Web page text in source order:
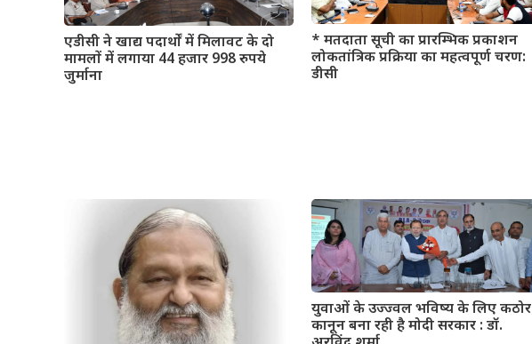
एडीसी ने खाद्य पदार्थों में मिलावट के दो
मामलों में लगाया 44 हजार 998 रुपये
जुर्माना
* मतदाता सूची का प्रारम्भिक प्रकाशन
लोकतांत्रिक प्रक्रिया का महत्वपूर्ण चरण:
डीसी
युवाओं के उज्ज्वल भविष्य के लिए कठोर
कानून बना रही है मोदी सरकार : डॉ.